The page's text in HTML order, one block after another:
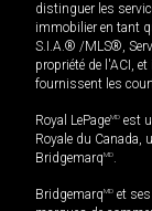
distinguer les
immobilier en tant
S.I.A.® /MLS®,
propriété de l'ACI,
fournissent les
Royal LePageMD est
Royale du Canada,
BridgemarqMD.
BridgemarqMD et